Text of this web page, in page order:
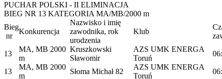
PUCHAR POLSKI - II ELIMINACJA
BIEG NR 13 KATEGORIA MA/MB/2000 m
Bieg
nr
Konkurencja
Nazwisko i imię
zawodnika, rok
urodzenia
Klub
13
MA, MB 2000
m
Kruszkowski
Sławomir
AZS UMK ENERGA
Toruń
13
MA, MB 2000
m
Słoma Michał 82
AZS UMK ENERGA
Toruń